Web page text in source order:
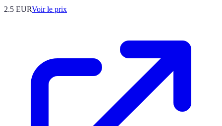
2.5 EURVoir le prix